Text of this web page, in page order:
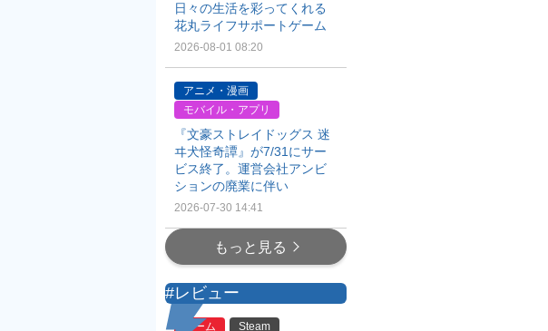
日々の生活を彩ってくれる
花丸ライフサポートゲーム
2026-08-01 08:20
アニメ・漫画
モバイル・アプリ
『文豪ストレイドッグス 迷
ヰ犬怪奇譚』が7/31にサー
ビス終了。運営会社アンビ
ションの廃業に伴い
2026-07-30 14:41
もっと見る
#レビュー
ゲーム Steam